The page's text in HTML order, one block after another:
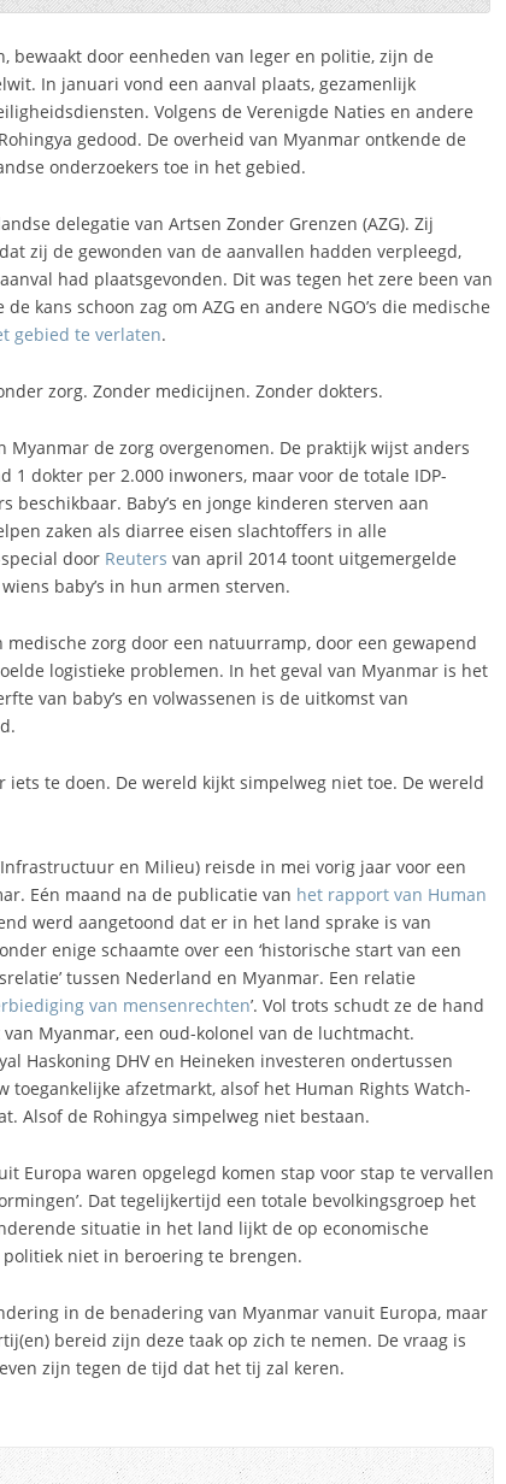
bewaakt door eenheden van leger en politie, zijn de
In januari vond een aanval plaats, gezamenlijk
Volgens de Verenigde Naties en andere
gedood. De overheid van Myanmar ontkende de
onderzoekers toe in het gebied.
delegatie van Artsen Zonder Grenzen (AZG). Zij
zij de gewonden van de aanvallen hadden verpleegd,
had plaatsgevonden. Dit was tegen het zere been van
kans schoon zag om AZG en andere NGO’s die medische
gebied te verlaten.
zorg. Zonder medicijnen. Zonder dokters.
Myanmar de zorg overgenomen. De praktijk wijst anders
1 dokter per 2.000 inwoners, maar voor de totale IDP-
beschikbaar. Baby’s en jonge kinderen sterven aan
zaken als diarree eisen slachtoffers in alle
door Reuters van april 2014 toont uitgemergelde
baby’s in hun armen sterven.
medische zorg door een natuurramp, door een gewapend
logistieke problemen. In het geval van Myanmar is het
van baby’s en volwassenen is de uitkomst van
iets te doen. De wereld kijkt simpelweg niet toe. De wereld
en Milieu) reisde in mei vorig jaar voor een
Eén maand na de publicatie van het rapport van Human
werd aangetoond dat er in het land sprake is van
enige schaamte over een ‘historische start van een
tussen Nederland en Myanmar. Een relatie
van mensenrechten’. Vol trots schudt ze de hand
Myanmar, een oud-kolonel van de luchtmacht.
Haskoning DHV en Heineken investeren ondertussen
toegankelijke afzetmarkt, alsof het Human Rights Watch-
Alsof de Rohingya simpelweg niet bestaan.
Europa waren opgelegd komen stap voor stap te vervallen
Dat tegelijkertijd een totale bevolkingsgroep het
situatie in het land lijkt de op economische
niet in beroering te brengen.
in de benadering van Myanmar vanuit Europa, maar
bereid zijn deze taak op zich te nemen. De vraag is
zijn tegen de tijd dat het tij zal keren.